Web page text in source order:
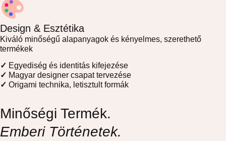
Design & Esztétika
Kiváló minőségű alapanyagok és kényelmes, szerethető
termékek
✓ Egyediség és identitás kifejezése
✓ Magyar designer csapat tervezése
✓ Origami technika, letisztult formák
Minőségi Termék.
Emberi Történetek.